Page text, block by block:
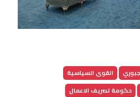
القوى السياسية
حكومة تصريف الاعمال